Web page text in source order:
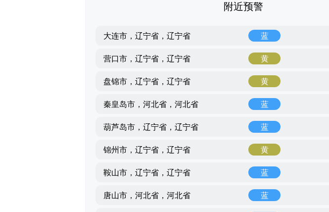
附近预警
大连市，辽宁省，辽宁省 蓝
营口市，辽宁省，辽宁省 黄
盘锦市，辽宁省，辽宁省 黄
秦皇岛市，河北省，河北省 蓝
葫芦岛市，辽宁省，辽宁省 蓝
锦州市，辽宁省，辽宁省 黄
鞍山市，辽宁省，辽宁省 蓝
唐山市，河北省，河北省 蓝